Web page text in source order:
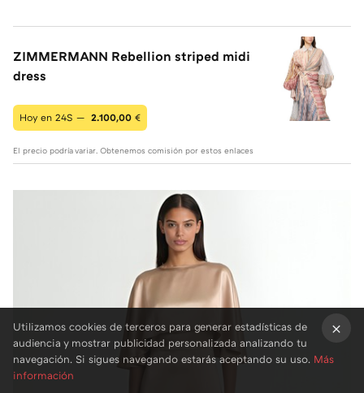
ZIMMERMANN Rebellion striped midi
dress
Hoy en 24S — 2.100,00 €
El precio podría variar. Obtenemos comisión por estos enlaces
Utilizamos cookies de terceros para generar estadísticas de
audiencia y mostrar publicidad personalizada analizando tu
navegación. Si sigues navegando estarás aceptando su uso. Más
información